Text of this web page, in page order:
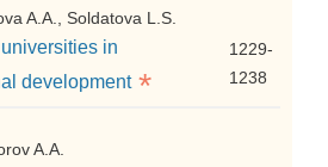
A.A., Soldatova L.S.
in
development *
1229-
1238
A.A.